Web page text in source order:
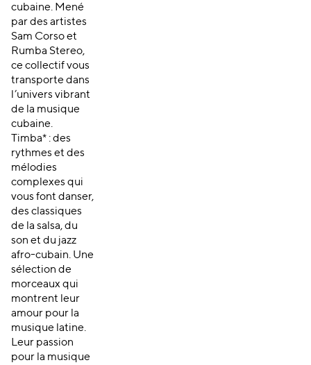
cubaine. Mené
par des artistes
Sam Corso et
Rumba Stereo,
ce collectif vous
transporte dans
l’univers vibrant
de la musique
cubaine.
Timba* : des
rythmes et des
mélodies
complexes qui
vous font danser,
des classiques
de la salsa, du
son et du jazz
afro-cubain. Une
sélection de
morceaux qui
montrent leur
amour pour la
musique latine.
Leur passion
pour la musique